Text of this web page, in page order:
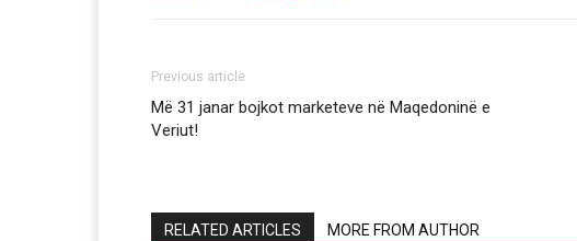
Previous article
Më 31 janar bojkot marketeve në Maqedoninë e
Veriut!
RELATED ARTICLES MORE FROM AUTHOR